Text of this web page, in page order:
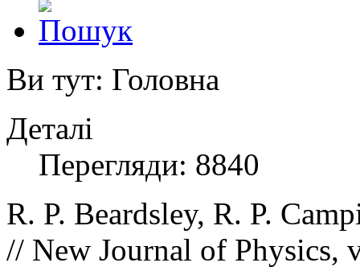
Ви тут: Головна
Деталі
Перегляди: 8840
R. P. Beardsley, R. P.
// New Journal of Physics,